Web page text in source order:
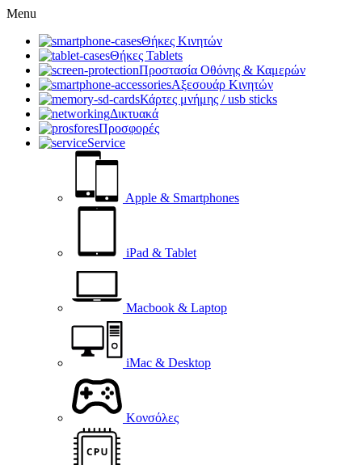
Menu
Θήκες Κινητών
Θήκες Tablets
Προστασία Οθόνης & Καμερών
Αξεσουάρ Κινητών
Κάρτες μνήμης / usb sticks
Δικτυακά
Προσφορές
Service
Apple & Smartphones
iPad & Tablet
Macbook & Laptop
iMac & Desktop
Κονσόλες